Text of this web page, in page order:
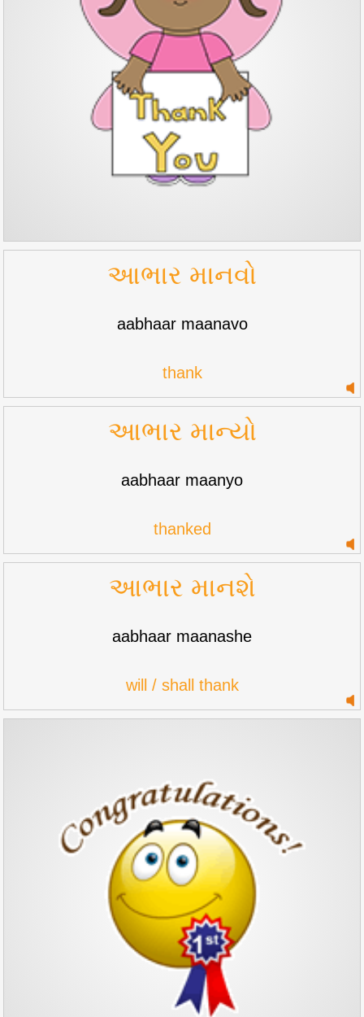
આભાર માનવો
aabhaar maanavo
thank
આભાર માન્યો
aabhaar maanyo
thanked
આભાર માનશે
aabhaar maanashe
will / shall thank